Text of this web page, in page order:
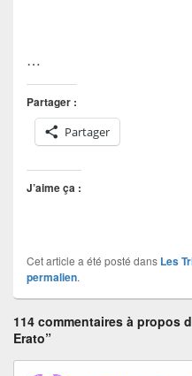
…
Partager :
Partager
J’aime ça :
Cet article a été posté dans Les
permalien.
114 commentaires à propos
Erato”